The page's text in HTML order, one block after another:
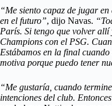
“Me siento capaz de jugar
en el futuro”, dijo Navas.
París. Si tengo que volver
Champions con el PSG.
Estábamos en la final
motiva porque puedo tener
“Me gustaría, cuando
intenciones del club.